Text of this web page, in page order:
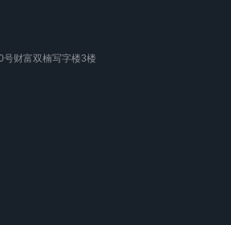
财富双楠写字楼3楼